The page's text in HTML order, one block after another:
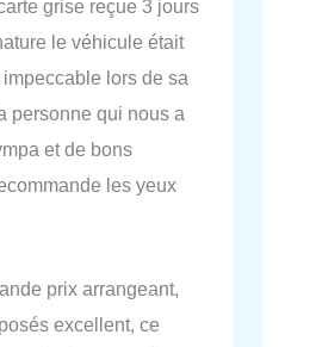
grise reçue 3 jours
le véhicule était
lors de sa
personne qui nous a
et de bons
les yeux
prix arrangeant,
excellent, ce